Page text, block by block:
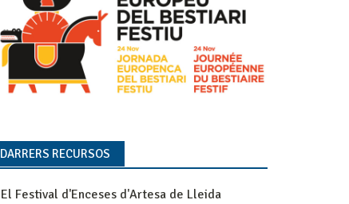
DARRERS RECURSOS
El Festival d'Enceses d'Artesa de Lleida